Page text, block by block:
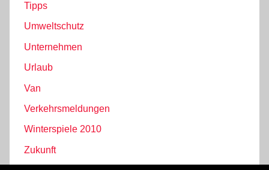
Tipps
Umweltschutz
Unternehmen
Urlaub
Van
Verkehrsmeldungen
Winterspiele 2010
Zukunft